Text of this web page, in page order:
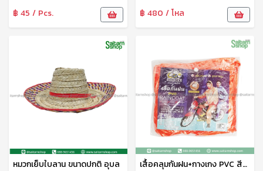
฿ 45 / Pcs. ฿ 480 / โหล
หมวกเย็บใบลาน ขนาดปกติ อุบล เสื้อคลุมกันฝน+กางเกง PVC สีสะท้อนแสง B-84007 Bigbee